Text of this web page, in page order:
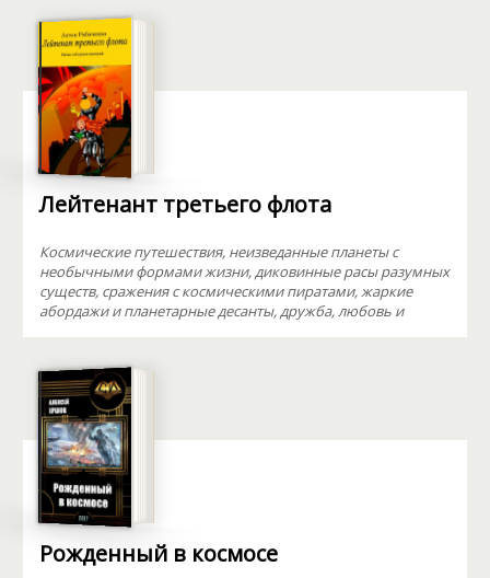
Лейтенант третьего флота
Космические путешествия, неизведанные планеты с
необычными формами жизни, диковинные расы разумных
существ, сражения с космическими пиратами, жаркие
абордажи и планетарные десанты, дружба, любовь и
Рожденный в космосе